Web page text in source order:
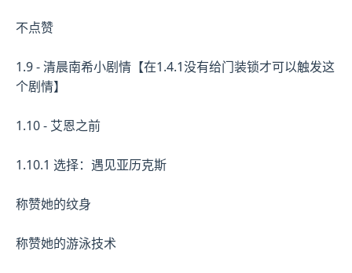
不点赞
1.9 - 清晨南希小剧情【在1.4.1没有给门装锁才可以触发这
个剧情】
1.10 - 艾恩之前
1.10.1 选择：遇见亚历克斯
称赞她的纹身
称赞她的游泳技术